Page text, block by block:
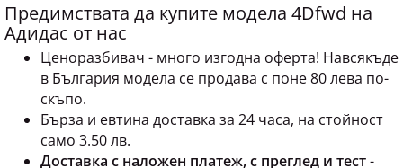
Предимствата да купите модела 4Dfwd на
Адидас от нас
Ценоразбивач - много изгодна оферта! Навсякъде
в България модела се продава с поне 80 лева по-
скъпо.
Бърза и евтина доставка за 24 часа, на стойност
само 3.50 лв.
Доставка с наложен платеж, с преглед и тест-